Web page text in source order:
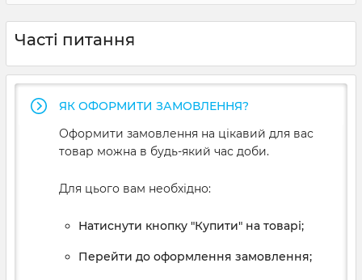
Часті питання
ЯК ОФОРМИТИ ЗАМОВЛЕННЯ?
Оформити замовлення на цікавий для вас
товар можна в будь-який час доби.
Для цього вам необхідно:
Натиснути кнопку "Купити" на товарі;
Перейти до оформлення замовлення;